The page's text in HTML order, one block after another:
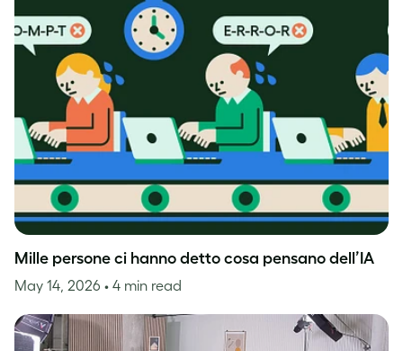
Mille persone ci hanno detto cosa pensano dell’IA
May 14, 2026 • 4 min read